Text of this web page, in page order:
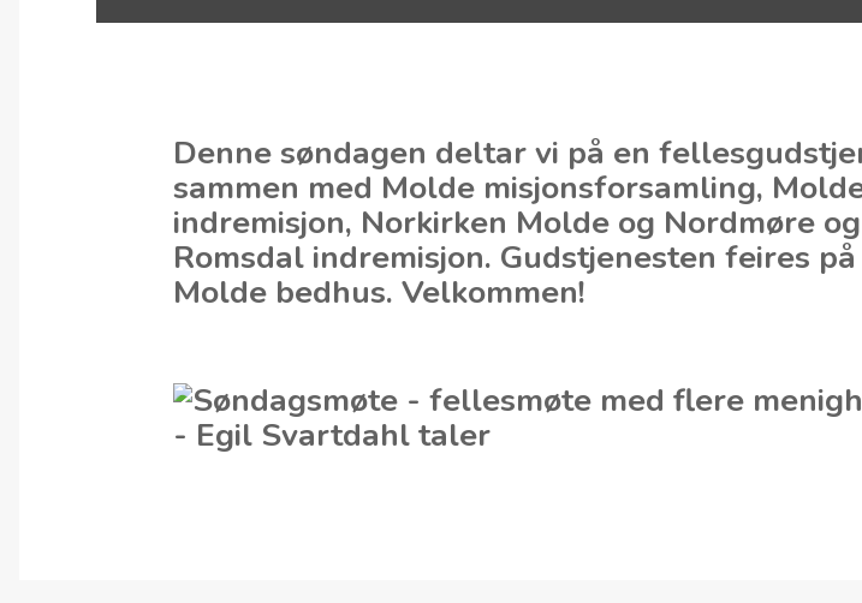
Denne søndagen deltar vi på en
sammen med Molde misjonsforsamling,
indremisjon, Norkirken Molde og Nordmøre og
Romsdal indremisjon. Gudstjenesten feires på
Molde bedhus. Velkommen!